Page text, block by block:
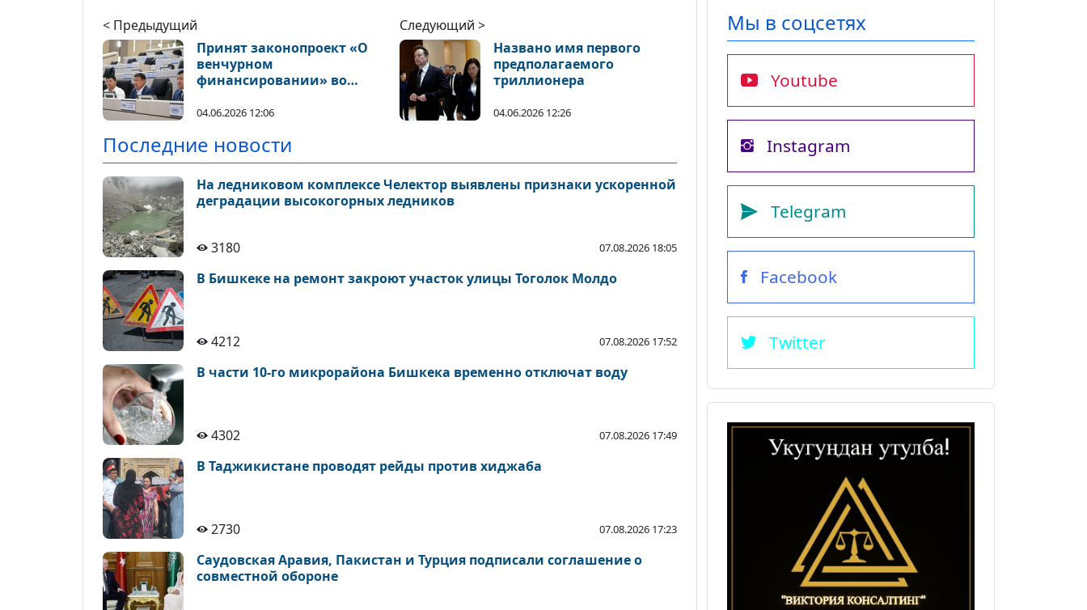
< Предыдущий
Принят законопроект «О
венчурном
финансировании» во
04.06.2026 12:06
Следующий >
Названо имя первого
предполагаемого
триллионера
04.06.2026 12:26
Последние новости
На ледниковом комплексе Челектор выявлены признаки ускоренной
деградации высокогорных ледников
3180 07.08.2026 18:05
В Бишкеке на ремонт закроют участок улицы Тоголок Молдо
4212 07.08.2026 17:52
В части 10-го микрорайона Бишкека временно отключат воду
4302 07.08.2026 17:49
В Таджикистане проводят рейды против хиджаба
2730 07.08.2026 17:23
Саудовская Аравия, Пакистан и Турция подписали соглашение о
совместной обороне
Мы в соцсетях
Youtube
Instagram
Telegram
Facebook
Twitter